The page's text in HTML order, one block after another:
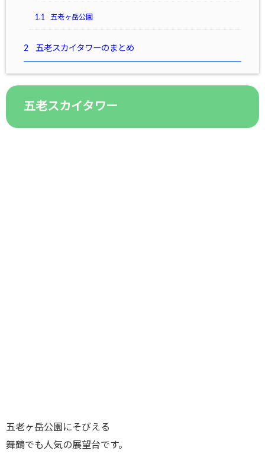
1.1 五老ヶ岳公園
2 五老スカイタワーのまとめ
五老スカイタワー
五老ヶ岳公園にそびえる
舞鶴でも人気の展望台です。